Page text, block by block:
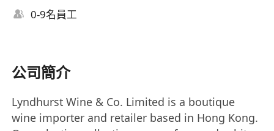
0-9名員工
公司簡介
Lyndhurst Wine & Co. Limited is a boutique
wine importer and retailer based in Hong Kong.